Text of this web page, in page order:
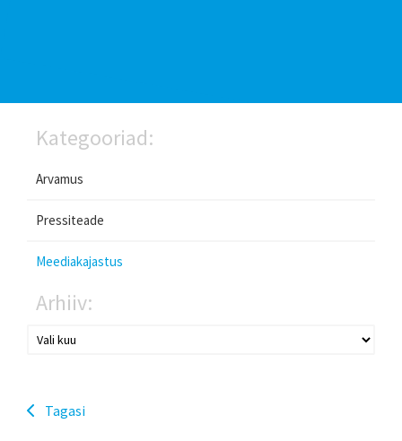
Kategooriad:
Arvamus
Pressiteade
Meediakajastus
Arhiiv:
Tagasi